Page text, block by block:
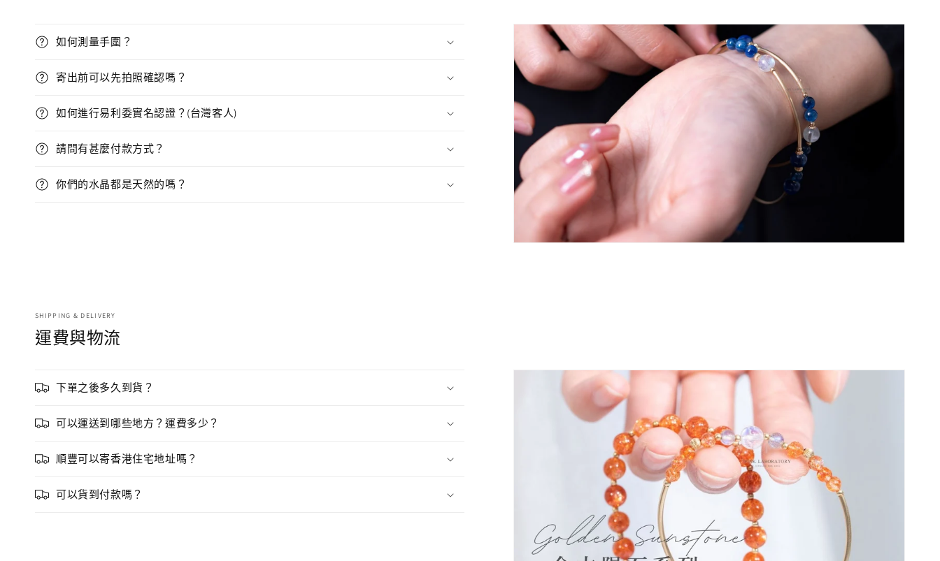
如何測量手圍？
寄出前可以先拍照確認嗎？
如何進行易利委實名認證？(台灣客人)
請問有甚麼付款方式？
你們的水晶都是天然的嗎？
SHIPPING & DELIVERY
運費與物流
下單之後多久到貨？
可以運送到哪些地方？運費多少？
順豐可以寄香港住宅地址嗎？
可以貨到付款嗎？